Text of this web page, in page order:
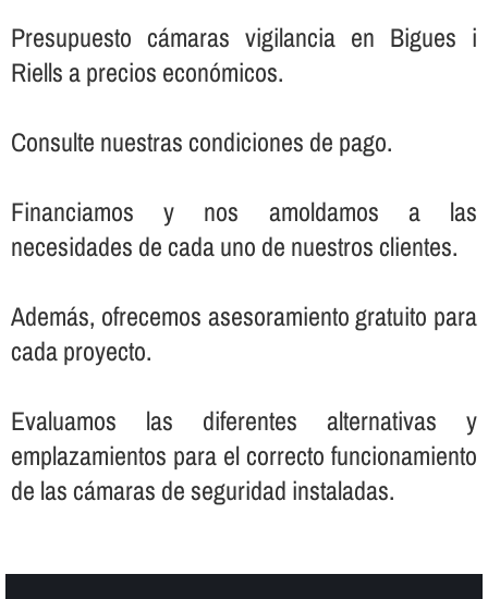
Presupuesto cámaras vigilancia en Bigues i
Riells a precios económicos.
Consulte nuestras condiciones de pago.
Financiamos y nos amoldamos a las
necesidades de cada uno de nuestros clientes.
Además, ofrecemos asesoramiento gratuito para
cada proyecto.
Evaluamos las diferentes alternativas y
emplazamientos para el correcto funcionamiento
de las cámaras de seguridad instaladas.